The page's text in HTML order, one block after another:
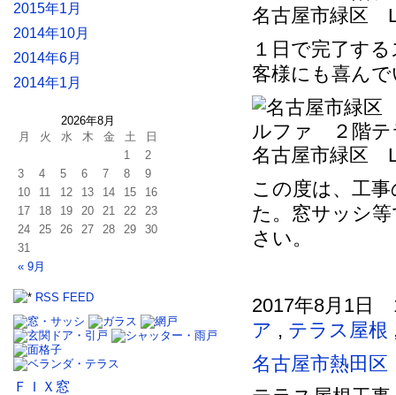
名古屋市緑区
１日で完了す
客様にも喜ん
名古屋市緑区
この度は、工
た。窓サッシ
さい。
2017年8月1日
ア , テラス屋根
名古屋市熱田
2015年1月
2014年10月
2014年6月
2014年1月
2026年8月
月
火 水 木 金 土 日
« 9月
1
2
3
4 5 6 7 8
9
10
11 12 13 14 15
16
17
18 19 20 21 22
23
24
25 26 27 28 29
30
31
RSS FEED
ＦＩＸ窓